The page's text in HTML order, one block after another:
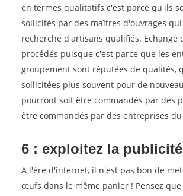
en termes qualitatifs c'est parce qu'ils
sollicités par des maîtres d'ouvrages
recherche d'artisans qualifiés. Echange
procédés puisque c'est parce que les
groupement sont réputées de qualités,
sollicitées plus souvent pour de
pourront soit être commandés par des
être commandés par des entreprises du
6 : exploitez la
A l'ère d'internet, il n'est pas bon de
œufs dans le même panier ! Pensez